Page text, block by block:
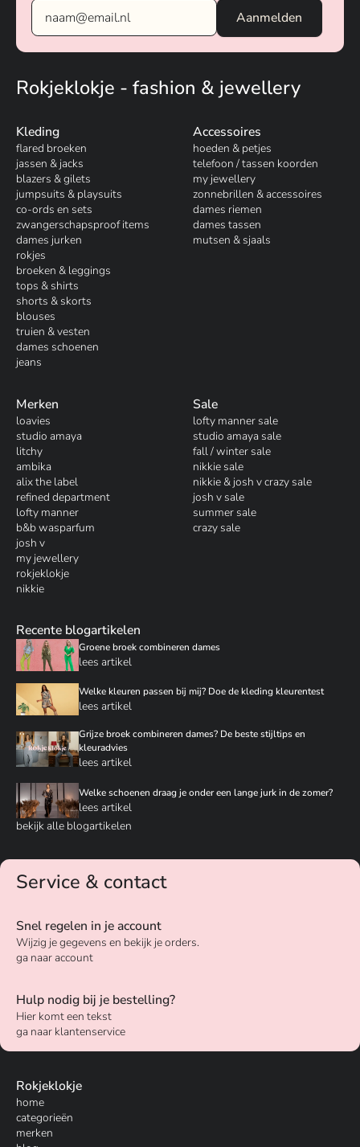
Rokjeklokje - fashion & jewellery
Kleding
flared broeken
jassen & jacks
blazers & gilets
jumpsuits & playsuits
co-ords en sets
zwangerschapsproof items
dames jurken
rokjes
broeken & leggings
tops & shirts
shorts & skorts
blouses
truien & vesten
dames schoenen
jeans
Accessoires
hoeden & petjes
telefoon / tassen koorden
my jewellery
zonnebrillen & accessoires
dames riemen
dames tassen
mutsen & sjaals
Merken
loavies
studio amaya
litchy
ambika
alix the label
refined department
lofty manner
b&b wasparfum
josh v
my jewellery
rokjeklokje
nikkie
Sale
lofty manner sale
studio amaya sale
fall / winter sale
nikkie sale
nikkie & josh v crazy sale
josh v sale
summer sale
crazy sale
Recente blogartikelen
Groene broek combineren dames
lees artikel
Welke kleuren passen bij mij? Doe de kleding kleurentest
lees artikel
Grijze broek combineren dames? De beste stijltips en
kleuradvies
lees artikel
Welke schoenen draag je onder een lange jurk in de zomer?
lees artikel
bekijk alle blogartikelen
Service & contact
Snel regelen in je account
Wijzig je gegevens en bekijk je orders.
ga naar account
Hulp nodig bij je bestelling?
Hier komt een tekst
ga naar klantenservice
Rokjeklokje
home
categorieën
merken